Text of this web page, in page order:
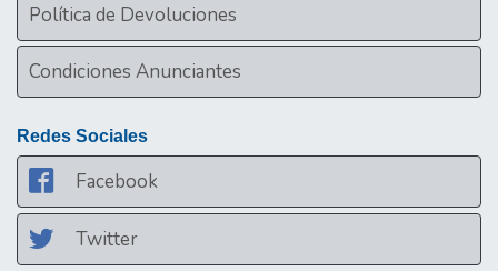
Política de Devoluciones
Condiciones Anunciantes
Redes Sociales
Facebook
Twitter